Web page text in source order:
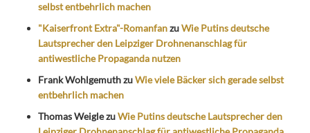
selbst entbehrlich machen
"Kaiserfront Extra"-RomanfanzuWie Putins deutsche
Lautsprecher den Leipziger Drohnenanschlag für
antiwestliche Propaganda nutzen
Frank WohlgemuthzuWie viele Bäcker sich gerade selbst
entbehrlich machen
Thomas WeiglezuWie Putins deutsche Lautsprecher den